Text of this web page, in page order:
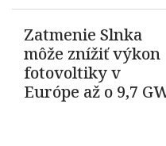
Zatmenie Slnka
môže znížiť výkon
fotovoltiky v
Európe až o 9,7